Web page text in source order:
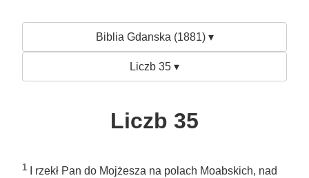
Biblia Gdanska (1881) ▾
Liczb 35 ▾
Liczb 35
1
I rzekł Pan do Mojżesza na polach Moabskich, nad